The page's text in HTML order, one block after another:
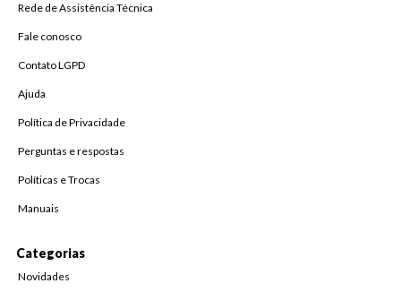
Rede de Assistência Técnica
Fale conosco
Contato LGPD
Ajuda
Política de Privacidade
Perguntas e respostas
Políticas e Trocas
Manuais
Categorias
Novidades